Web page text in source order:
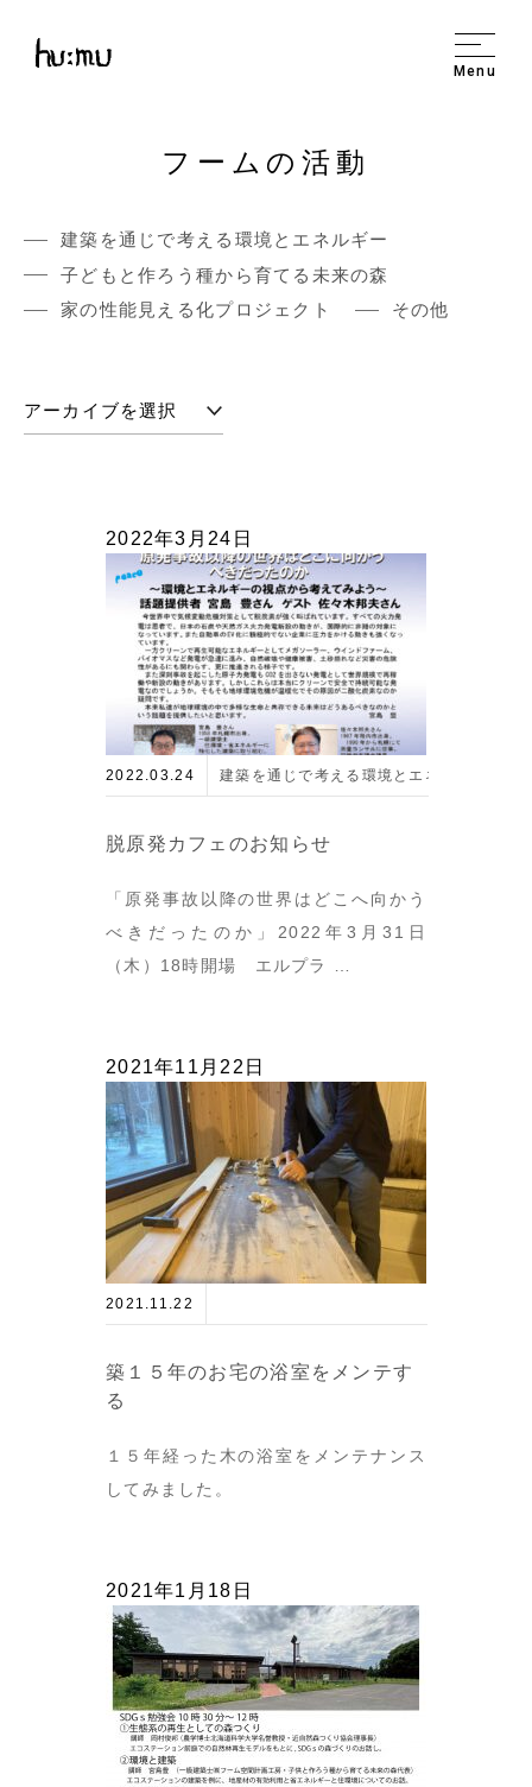
Menu
フームの活動
建築を通じで考える環境とエネルギー
子どもと作ろう種から育てる未来の森
家の性能見える化プロジェクト
その他
2022年3月24日
2022.03.24 建築を通じで考える環境とエネルギー
脱原発カフェのお知らせ
「原発事故以降の世界はどこへ向かう
べきだったのか」2022年3月31日
（木）18時開場 エルプラ …
2021年11月22日
2021.11.22
築１５年のお宅の浴室をメンテす
る
１５年経った木の浴室をメンテナンス
してみました。
2021年1月18日